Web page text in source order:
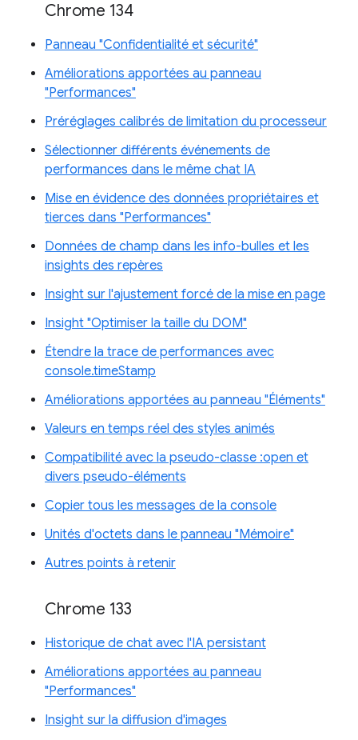
Chrome 134
Panneau "Confidentialité et sécurité"
Améliorations apportées au panneau
"Performances"
Préréglages calibrés de limitation du processeur
Sélectionner différents événements de
performances dans le même chat IA
Mise en évidence des données propriétaires et
tierces dans "Performances"
Données de champ dans les info-bulles et les
insights des repères
Insight sur l'ajustement forcé de la mise en page
Insight "Optimiser la taille du DOM"
Étendre la trace de performances avec
console.timeStamp
Améliorations apportées au panneau "Éléments"
Valeurs en temps réel des styles animés
Compatibilité avec la pseudo-classe :open et
divers pseudo-éléments
Copier tous les messages de la console
Unités d'octets dans le panneau "Mémoire"
Autres points à retenir
Chrome 133
Historique de chat avec l'IA persistant
Améliorations apportées au panneau
"Performances"
Insight sur la diffusion d'images